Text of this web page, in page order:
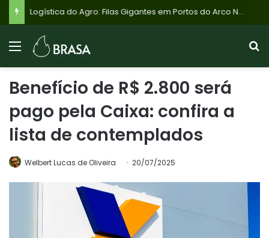
Logística do Agro: Filas Gigantes em Portos do Arco Norte Ameaçam Custos e Competitividade da Soja Brasileira
Benefício de R$ 2.800 será
pago pela Caixa: confira a
lista de contemplados
Welbert Lucas de Oliveira 20/07/2025